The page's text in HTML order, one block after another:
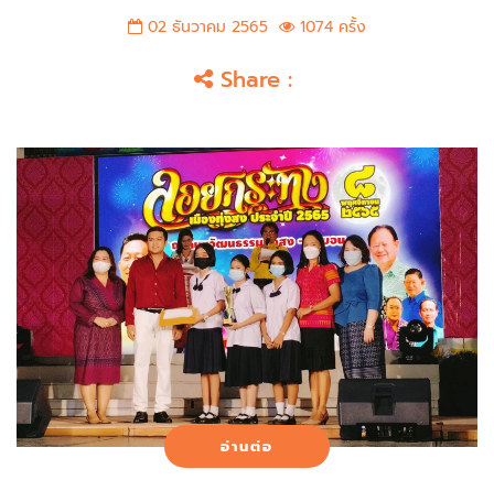
02 ธันวาคม 2565
1074 ครั้ง
Share :
อ่านต่อ